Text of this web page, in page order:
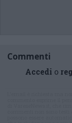
Commenti
Accedi o